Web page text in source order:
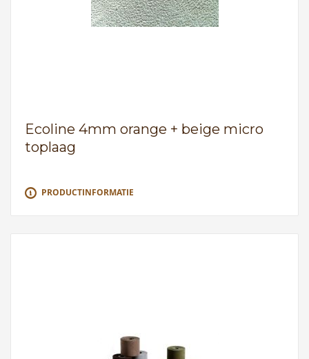
Ecoline 4mm orange + beige micro
toplaag
PRODUCTINFORMATIE